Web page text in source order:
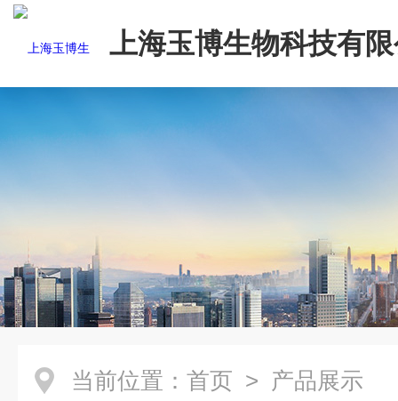
上海玉博生物科技有
当前位置： 首页 > 产品展示